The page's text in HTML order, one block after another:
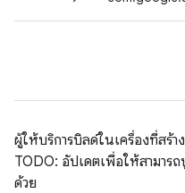
ผู้ให้บริการบิลด์ในเครื่องที่สร้
TODO: อัปเดตเพื่อให้สามา
ด้วย